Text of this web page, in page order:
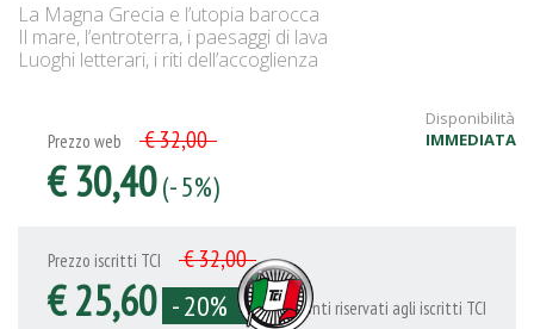
La Magna Grecia e l’utopia barocca
Il mare, l’entroterra, i paesaggi di lava
Luoghi letterari, i riti dell’accoglienza
Disponibilità
IMMEDIATA
Prezzo web € 32,00
€ 30,40(- 5%)
Prezzo iscritti TCI € 32,00
€ 25,60 - 20% Sconti riservati agli iscritti TCI